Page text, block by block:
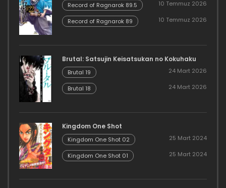
Record of Ragnarok 89.5 10 Temmuz 2026
Record of Ragnarok 89 10 Temmuz 2026
Brutal: Satsujin Keisatsukan no Kokuhaku
Brutal 19 24 Mart 2026
Brutal 18 24 Mart 2026
Kingdom One Shot
Kingdom One Shot 02 25 Mart 2024
Kingdom One Shot 01 25 Mart 2024